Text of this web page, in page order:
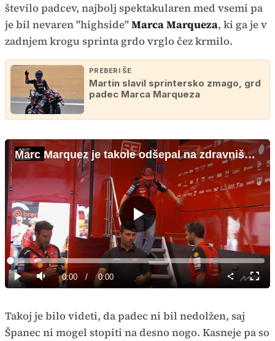
število padcev, najbolj spektakularen med vsemi pa
je bil nevaren "highside"Marca Marqueza, ki ga je v
zadnjem krogu sprinta grdo vrglo čez krmilo.
PREBERI ŠE
Martin slavil sprintersko zmago, grd
padec Marca Marqueza
Marc Marquez je takole odšepal na zdravniški pregled
Predvajaj
Predvajaj
Tiho Current
0:00 / Duration
0:00
Loaded:
0%
način
Takoj je bilo videti, da padec ni bil nedolžen, saj
Španec ni mogel stopiti na desno nogo. Kasneje pa so